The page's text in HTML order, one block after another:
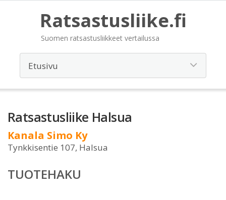
Ratsastusliike.fi
Suomen ratsastusliikkeet vertailussa
Ratsastusliike Halsua
Kanala Simo Ky
Tynkkisentie 107, Halsua
TUOTEHAKU